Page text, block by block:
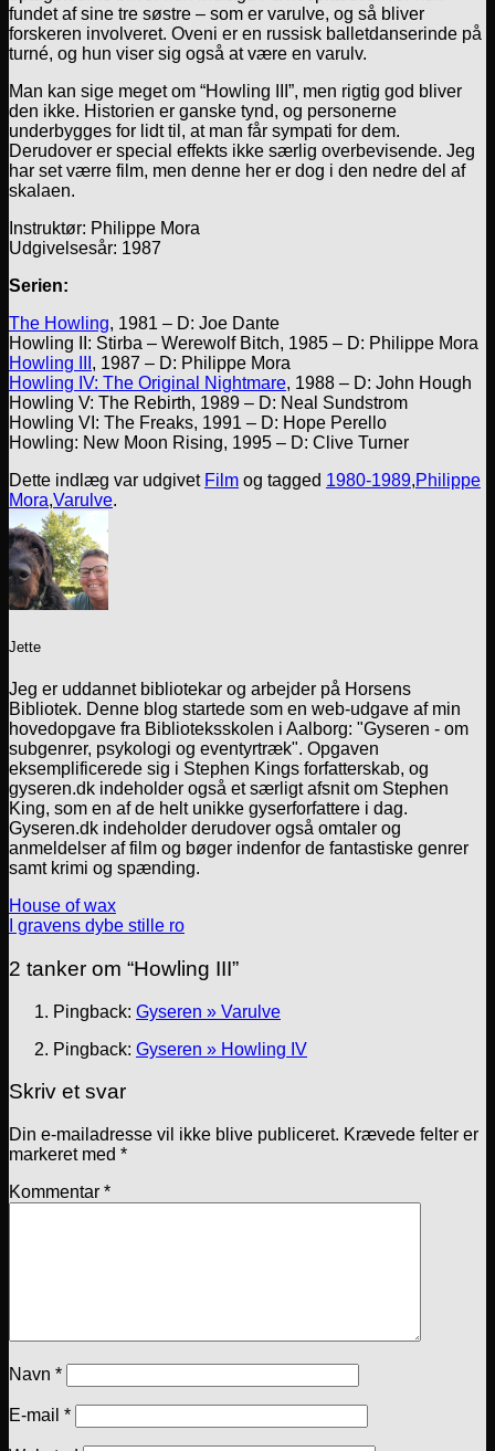
fundet af sine tre søstre – som er varulve, og så bliver
forskeren involveret. Oveni er en russisk balletdanserinde på
turné, og hun viser sig også at være en varulv.
Man kan sige meget om “Howling III”, men rigtig god bliver
den ikke. Historien er ganske tynd, og personerne
underbygges for lidt til, at man får sympati for dem.
Derudover er special effekts ikke særlig overbevisende. Jeg
har set værre film, men denne her er dog i den nedre del af
skalaen.
Instruktør: Philippe Mora
Udgivelsesår: 1987
Serien:
The Howling, 1981 – D: Joe Dante
Howling II: Stirba – Werewolf Bitch, 1985 – D: Philippe Mora
Howling III , 1987 – D: Philippe Mora
Howling IV: The Original Nightmare, 1988 – D: John Hough
Howling V: The Rebirth, 1989 – D: Neal Sundstrom
Howling VI: The Freaks, 1991 – D: Hope Perello
Howling: New Moon Rising, 1995 – D: Clive Turner
Dette indlæg var udgivet Film og tagged 1980-1989,Philippe
Mora,Varulve.
Jette
Jeg er uddannet bibliotekar og arbejder på Horsens
Bibliotek. Denne blog startede som en web-udgave af min
hovedopgave fra Biblioteksskolen i Aalborg: "Gyseren - om
subgenrer, psykologi og eventyrtræk". Opgaven
eksemplificerede sig i Stephen Kings forfatterskab, og
gyseren.dk indeholder også et særligt afsnit om Stephen
King, som en af de helt unikke gyserforfattere i dag.
Gyseren.dk indeholder derudover også omtaler og
anmeldelser af film og bøger indenfor de fantastiske genrer
samt krimi og spænding.
House of wax
I gravens dybe stille ro
2 tanker om “Howling III”
Pingback: Gyseren » Varulve
Pingback: Gyseren » Howling IV
Skriv et svar
Din e-mailadresse vil ikke blive publiceret. Krævede felter er
markeret med *
Kommentar *
Navn *
E-mail *